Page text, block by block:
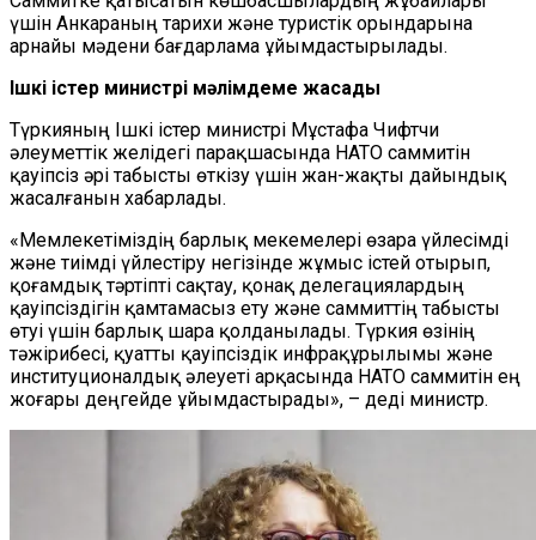
үшін Анкараның тарихи және туристік орындарына
арнайы мәдени бағдарлама ұйымдастырылады.
Ішкі істер министрі мәлімдеме жасады
Түркияның Ішкі істер министрі Мұстафа Чифтчи
әлеуметтік желідегі парақшасында НАТО саммитін
қауіпсіз әрі табысты өткізу үшін жан-жақты дайындық
жасалғанын хабарлады.
«Мемлекетіміздің барлық мекемелері өзара үйлесімді
және тиімді үйлестіру негізінде жұмыс істей отырып,
қоғамдық тәртіпті сақтау, қонақ делегациялардың
қауіпсіздігін қамтамасыз ету және саммиттің табысты
өтуі үшін барлық шара қолданылады. Түркия өзінің
тәжірибесі, қуатты қауіпсіздік инфрақұрылымы және
институционалдық әлеуеті арқасында НАТО саммитін ең
жоғары деңгейде ұйымдастырады», – деді министр.